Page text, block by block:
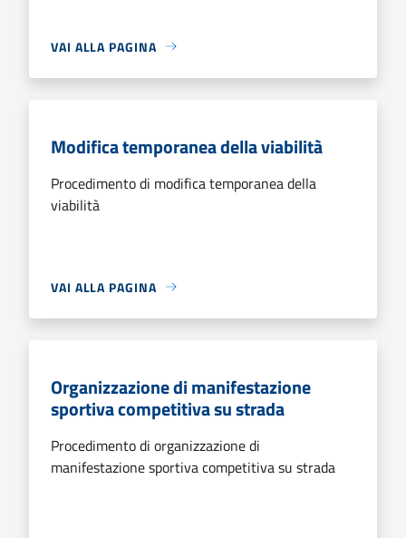
VAI ALLA PAGINA
Modifica temporanea della viabilità
Procedimento di modifica temporanea della
viabilità
VAI ALLA PAGINA
Organizzazione di manifestazione
sportiva competitiva su strada
Procedimento di organizzazione di
manifestazione sportiva competitiva su strada